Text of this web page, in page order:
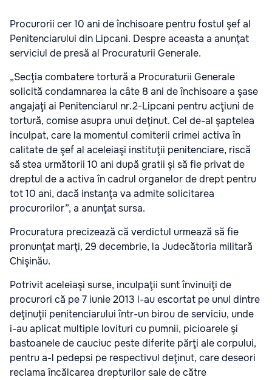
Procurorii cer 10 ani de închisoare pentru fostul şef al
Penitenciarului din Lipcani. Despre aceasta a anunţat
serviciul de presă al Procuraturii Generale.
„Secţia combatere tortură a Procuraturii Generale
solicită condamnarea la câte 8 ani de închisoare a şase
angajaţi ai Penitenciarul nr.2-Lipcani pentru acţiuni de
tortură, comise asupra unui deţinut. Cel de-al şaptelea
inculpat, care la momentul comiterii crimei activa în
calitate de şef al aceleiaşi instituţii penitenciare, riscă
să stea următorii 10 ani după gratii şi să fie privat de
dreptul de a activa în cadrul organelor de drept pentru
tot 10 ani, dacă instanţa va admite solicitarea
procurorilor”, a anunţat sursa.
Procuratura precizează că verdictul urmează să fie
pronunţat marţi, 29 decembrie, la Judecătoria militară
Chişinău.
Potrivit aceleiaşi surse, inculpaţii sunt învinuiţi de
procurori că pe 7 iunie 2013 l-au escortat pe unul dintre
deţinuţii penitenciarului într-un birou de serviciu, unde
i-au aplicat multiple lovituri cu pumnii, picioarele şi
bastoanele de cauciuc peste diferite părţi ale corpului,
pentru a-l pedepsi pe respectivul deţinut, care deseori
reclama încălcarea drepturilor sale de către